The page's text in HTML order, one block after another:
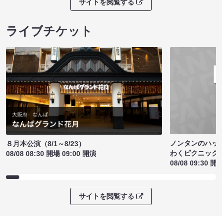
サイトを閲覧する
ライブチケット
８月本公演（8/1～8/23）
08/08 08:30 開場 09:00 開演
ノンタンのハッ
わくピクニック
08/08 09:30 開
サイトを閲覧する